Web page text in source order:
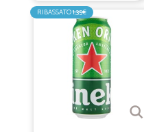
RIBASSATO1,35€